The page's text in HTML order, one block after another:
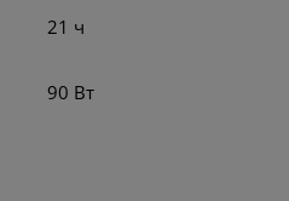
21 ч
90 Вт